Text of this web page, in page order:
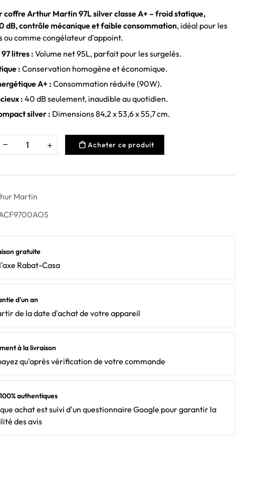
coffre Arthur Martin 97L silver classe A+ – froid statique,
dB, contrôle mécanique et faible consommation, idéal pour les
ou comme congélateur d'appoint.
litres :Volume net 95L, parfait pour les surgelés.
: Conservation homogène et économique.
A+ : Consommation réduite (90W).
: 40 dB seulement, inaudible au quotidien.
silver : Dimensions 84,2 x 53,6 x 55,7 cm.
Acheter ce produit
Martin
gratuite
Rabat-Casa
d'un an
de la date d'achat de votre appareil
à la livraison
qu'après vérification de votre commande
authentiques
achat est suivi d'un questionnaire Google pour garantir la
des avis